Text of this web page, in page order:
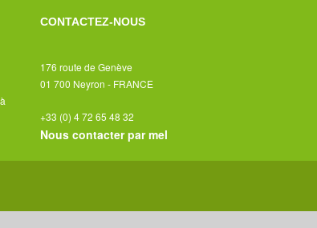
CONTACTEZ-NOUS
176 route de Genève
01 700 Neyron - FRANCE
+33 (0) 4 72 65 48 32
Nous contacter par mel